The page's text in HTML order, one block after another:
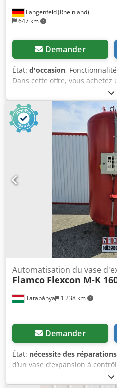
Langenfeld (Rheinland)
647 km
Demander
État: d'occasion,
Dans cette offre, vous achetez
Connect 14" à l'état neuf. Objet
Connect 14 avec les
repos mobile Dedpfx Alowr
Facilement intégrable dans les
Avec détection automatique
DICOM État : Il s'agit dans
d'occasion qui peut
d'utilisation (petites éraflures
fonctionnement de l'appareil a
expédition : Vous pouvez
pendant nos heures de
vous à cet effet ! Un
expédition dans le monde
demande ! Pour plus
entendu nous contacter
Tatabánya 1 238 km
Automatisation du vase
Flamco Flexcon M-K
Demander
État: nécessite des
d’un vase d’expansion à
Flexcon M-K 1600, machine
B.V. (Pays-Bas) – Fabricant